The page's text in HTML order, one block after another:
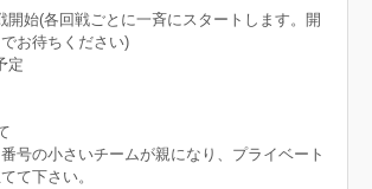
始(各回戦ごとに一斉にスタートします。開
お待ちください)
号の小さいチームが親になり、プライベート
て下さい。